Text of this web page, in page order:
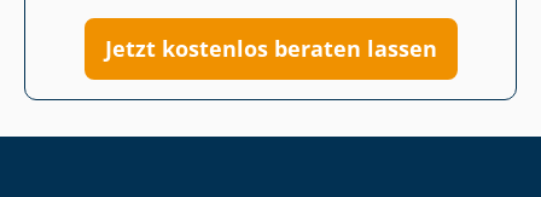
Jetzt kostenlos beraten lassen